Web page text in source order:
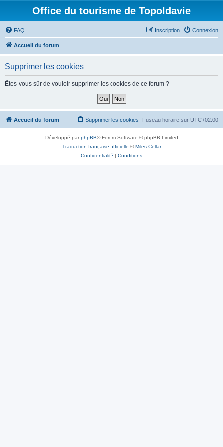
Office du tourisme de Topoldavie
FAQ Connexion
Inscription
Accueil du forum
Supprimer les cookies
Êtes-vous sûr de vouloir supprimer les cookies de ce forum ?
Accueil du forum Fuseau horaire sur UTC+02:00
Supprimer les cookies
Développé parphpBB® Forum Software © phpBB Limited
Traduction française officielle ©Miles Cellar
Confidentialité | Conditions